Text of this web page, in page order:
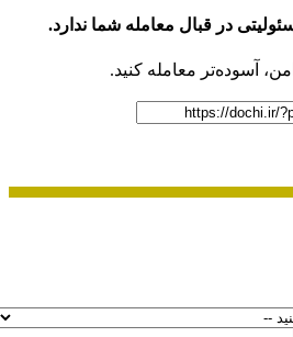
در قبال معامله شما ندارد.
آسوده‌تر معامله کنید.